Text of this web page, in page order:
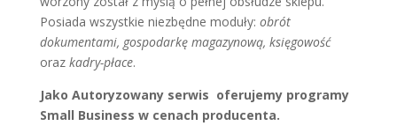
Posiada wszystkie niezbędne moduły: obrót
dokumentami, gospodarkę magazynową, księgowość
oraz kadry-płace.
Jako Autoryzowany serwis oferujemy programy
Small Business w cenach producenta.